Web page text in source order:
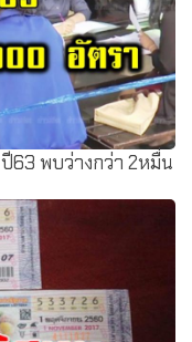
63 พบว่างกว่า 2หมื่น